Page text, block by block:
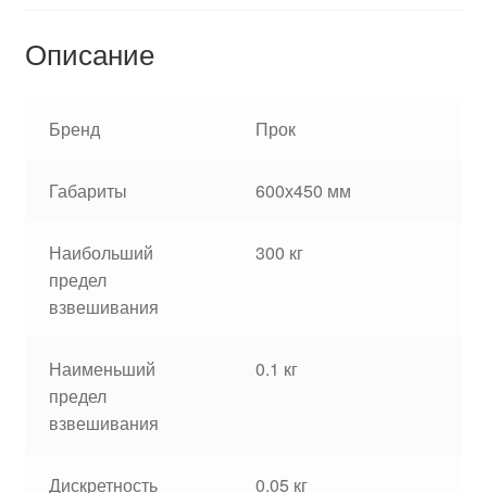
Описание
Бренд Прок
Габариты 600х450 мм
Наибольший
предел
взвешивания
300 кг
Наименьший
предел
взвешивания
0.1 кг
Дискретность 0.05 кг